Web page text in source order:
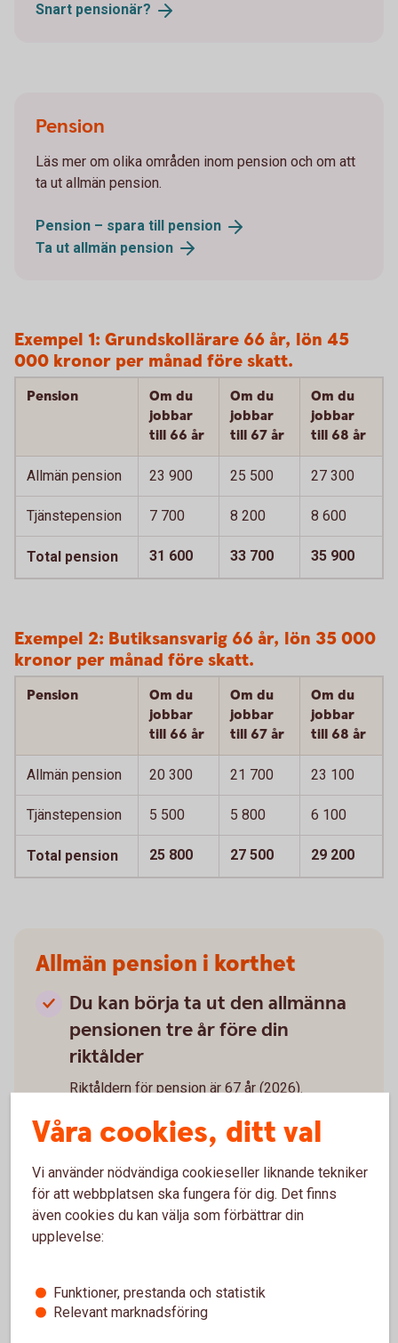
Snart pensionär?
Pension
Läs mer om olika områden inom pension och om att
ta ut allmän pension.
Pension – spara till pension
Ta ut allmän pension
Exempel 1: Grundskollärare 66 år, lön 45
000 kronor per månad före skatt.
Pension
Om du
jobbar
till 66 år
Om du
jobbar
till 67 år
Om du
jobbar
till 68 år
Allmän pension 23 900 25 500 27 300
Tjänstepension 7 700 8 200 8 600
Total pension 31 600 33 700 35 900
Exempel 2: Butiksansvarig 66 år, lön 35 000
kronor per månad före skatt.
Pension
Om du
jobbar
till 66 år
Om du
jobbar
till 67 år
Om du
jobbar
till 68 år
Allmän pension 20 300 21 700 23 100
Tjänstepension 5 500 5 800 6 100
Total pension 25 800 27 500 29 200
Allmän pension i korthet
Du kan börja ta ut den allmänna
pensionen tre år före din
riktålder
Riktåldern för pension är 67 år (2026).
Pensionsålder – när kan jag gå i
pension?
Den är flexibel
Även om du börjar ta ut den kan du ändra och
stoppa utbetalning.
Du behöver inte ta ut hela
Välj att ta ut 25, 50, 75 eller 100 procent.
Du kan fortsätta jobba heltid och
Våra cookies, ditt val
Vi använder nödvändiga cookieseller liknande tekniker
för att webbplatsen ska fungera för dig. Det finns
även cookies du kan välja som förbättrar din
upplevelse:
Funktioner, prestanda och statistik
Relevant marknadsföring